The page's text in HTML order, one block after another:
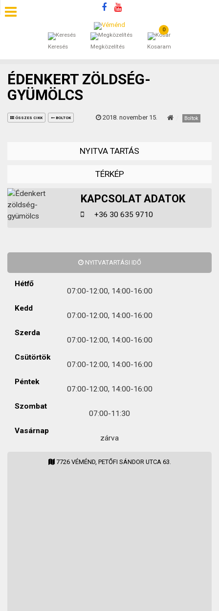
Keresés Megközelítés
0
Kosaram
SZÁLLÁSOK
ÁLTALÁNOS SZERZŐDÉSI FELTÉTELEK
KINCSES BARANYA VÉMÉND
ÉDENKERT ZÖLDSÉG-
GYÜMÖLCS
ÖSSZES CIKK BOLTOK 2018. november 15. Boltok
NYITVA TARTÁS
TÉRKÉP
KAPCSOLAT ADATOK
+36 30 635 9710
NYITVATARTÁSI IDŐ
Hétfő
07:00-12:00, 14:00-16:00
Kedd
07:00-12:00, 14:00-16:00
Szerda
07:00-12:00, 14:00-16:00
Csütörtök
07:00-12:00, 14:00-16:00
Péntek
07:00-12:00, 14:00-16:00
Szombat
07:00-11:30
Vasárnap
zárva
7726 VÉMÉND, PETŐFI SÁNDOR UTCA 63.